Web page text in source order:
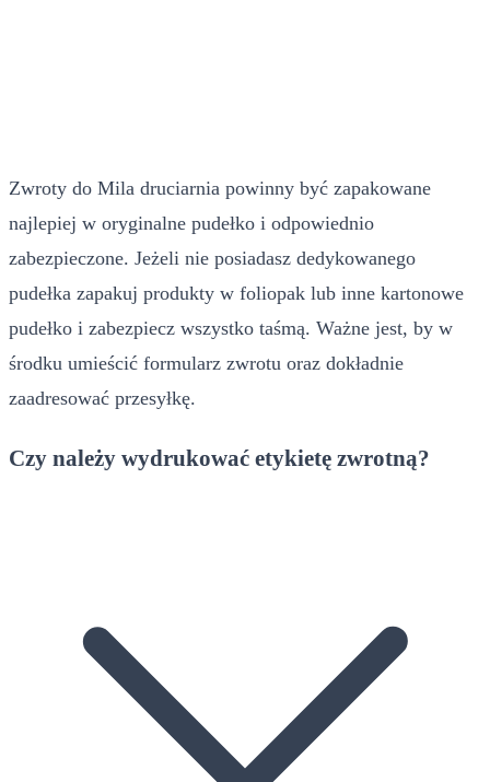
Zwroty do Mila druciarnia powinny być zapakowane
najlepiej w oryginalne pudełko i odpowiednio
zabezpieczone. Jeżeli nie posiadasz dedykowanego
pudełka zapakuj produkty w foliopak lub inne kartonowe
pudełko i zabezpiecz wszystko taśmą. Ważne jest, by w
środku umieścić formularz zwrotu oraz dokładnie
zaadresować przesyłkę.
Czy należy wydrukować etykietę zwrotną?